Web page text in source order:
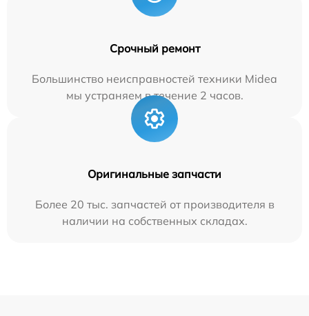
Срочный ремонт
Большинство неисправностей техники Midea
мы устраняем в течение 2 часов.
Оригинальные запчасти
Более 20 тыс. запчастей от производителя в
наличии на собственных складах.